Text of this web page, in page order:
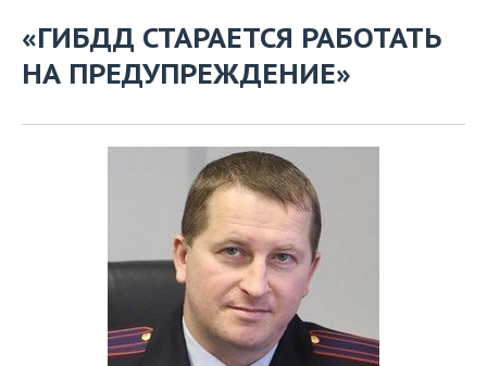
«ГИБДД СТАРАЕТСЯ РАБОТАТЬ
НА ПРЕДУПРЕЖДЕНИЕ»